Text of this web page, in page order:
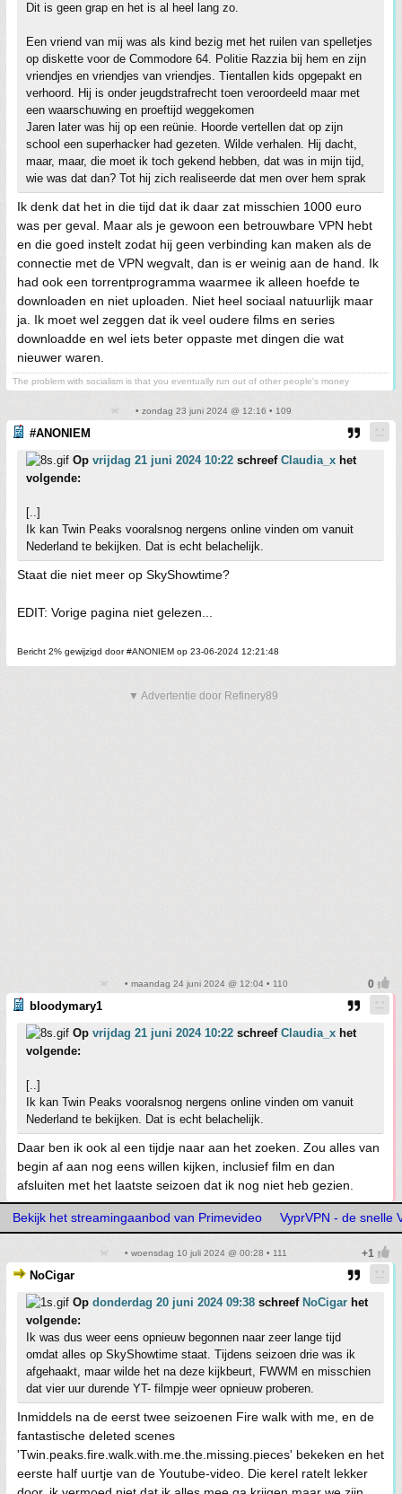
Dit is geen grap en het is al heel lang zo.
Een vriend van mij was als kind bezig met het ruilen van spelletjes
op diskette voor de Commodore 64. Politie Razzia bij hem en zijn
vriendjes en vriendjes van vriendjes. Tientallen kids opgepakt en
verhoord. Hij is onder jeugdstrafrecht toen veroordeeld maar met
een waarschuwing en proeftijd weggekomen
Jaren later was hij op een reünie. Hoorde vertellen dat op zijn
school een superhacker had gezeten. Wilde verhalen. Hij dacht,
maar, maar, die moet ik toch gekend hebben, dat was in mijn tijd,
wie was dat dan? Tot hij zich realiseerde dat men over hem sprak
Ik denk dat het in die tijd dat ik daar zat misschien 1000 euro
was per geval. Maar als je gewoon een betrouwbare VPN hebt
en die goed instelt zodat hij geen verbinding kan maken als de
connectie met de VPN wegvalt, dan is er weinig aan de hand. Ik
had ook een torrentprogramma waarmee ik alleen hoefde te
downloaden en niet uploaden. Niet heel sociaal natuurlijk maar
ja. Ik moet wel zeggen dat ik veel oudere films en series
downloadde en wel iets beter oppaste met dingen die wat
nieuwer waren.
The problem with socialism is that you eventually run out of other people's money
• zondag 23 juni 2024 @ 12:16 • 109
#ANONIEM
Op vrijdag 21 juni 2024 10:22 schreef Claudia_x het
volgende:
[..]
Ik kan Twin Peaks vooralsnog nergens online vinden om vanuit
Nederland te bekijken. Dat is echt belachelijk.
Staat die niet meer op SkyShowtime?
EDIT: Vorige pagina niet gelezen...
Bericht 2% gewijzigd door #ANONIEM op 23-06-2024 12:21:48
▼ Advertentie door Refinery89
• maandag 24 juni 2024 @ 12:04 • 110
bloodymary1
Op vrijdag 21 juni 2024 10:22 schreef Claudia_x het
volgende:
[..]
Ik kan Twin Peaks vooralsnog nergens online vinden om vanuit
Nederland te bekijken. Dat is echt belachelijk.
Daar ben ik ook al een tijdje naar aan het zoeken. Zou alles van
begin af aan nog eens willen kijken, inclusief film en dan
afsluiten met het laatste seizoen dat ik nog niet heb gezien.
Bekijk het streamingaanbod van Primevideo VyprVPN - de snelle
• woensdag 10 juli 2024 @ 00:28 • 111
NoCigar
Op donderdag 20 juni 2024 09:38 schreef NoCigar het
volgende:
Ik was dus weer eens opnieuw begonnen naar zeer lange tijd
omdat alles op SkyShowtime staat. Tijdens seizoen drie was ik
afgehaakt, maar wilde het na deze kijkbeurt, FWWM en misschien
dat vier uur durende YT- filmpje weer opnieuw proberen.
Inmiddels na de eerst twee seizoenen Fire walk with me, en de
fantastische deleted scenes
'Twin.peaks.fire.walk.with.me.the.missing.pieces' bekeken en het
eerste half uurtje van de Youtube-video. Die kerel ratelt lekker